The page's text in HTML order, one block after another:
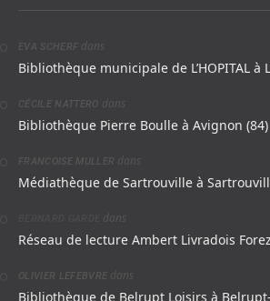
EVA SCHERF dans
Bibliothèque municipale de L’HOPITAL à
CÉCILE NATTERO dans
Bibliothèque Pierre Boulle à Avignon (84)
FRANCOISE MULLER dans
Médiathèque de Sartrouville à
dans
Réseau de lecture Ambert Livradois
OLIVIER LEFEBVRE dans
Bibliothèque de Belrupt Loisirs à